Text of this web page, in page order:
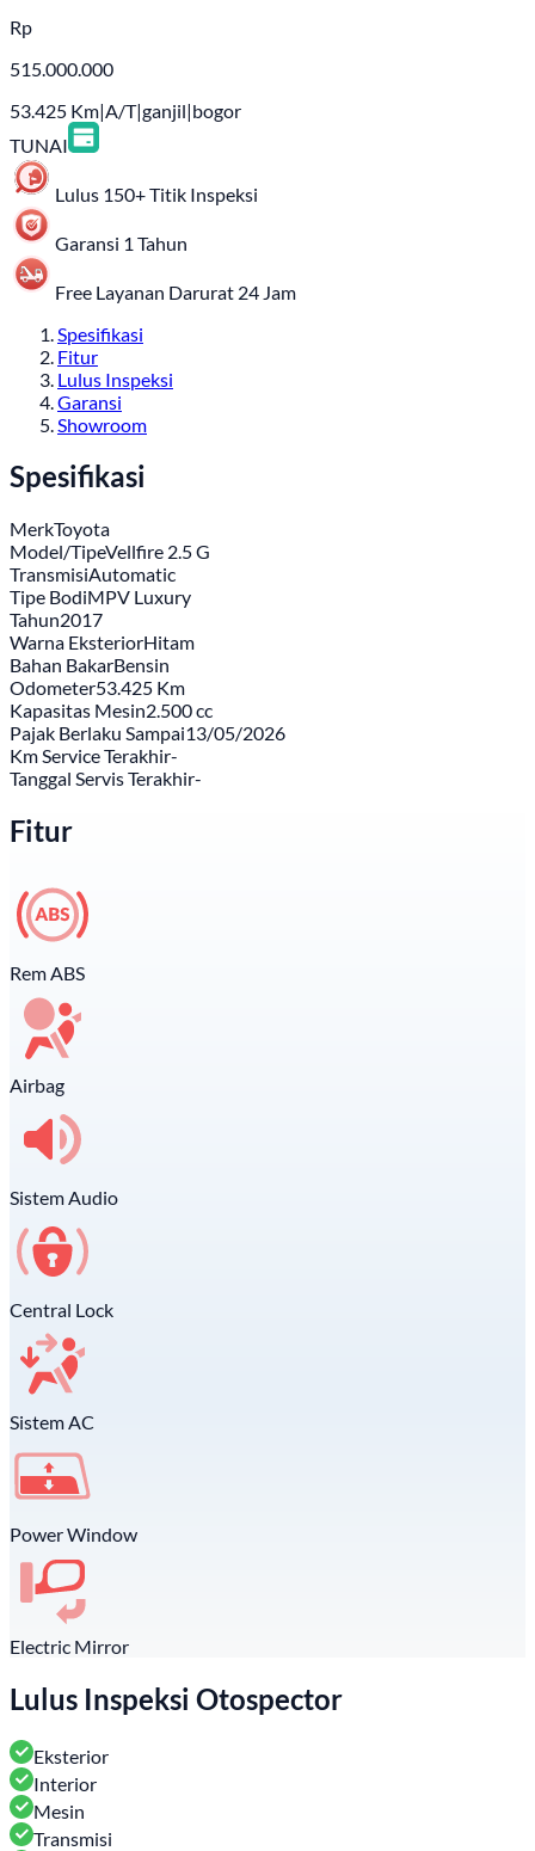
Rp
515.000.000
53.425 Km|A/T|ganjil|bogor
TUNAI
Lulus 150+ Titik Inspeksi
Garansi 1 Tahun
Free Layanan Darurat 24 Jam
Spesifikasi
Fitur
Lulus Inspeksi
Garansi
Showroom
Spesifikasi
MerkToyota
Model/TipeVellfire 2.5 G
TransmisiAutomatic
Tipe BodiMPV Luxury
Tahun2017
Warna EksteriorHitam
Bahan BakarBensin
Odometer53.425 Km
Kapasitas Mesin2.500 cc
Pajak Berlaku Sampai13/05/2026
Km Service Terakhir-
Tanggal Servis Terakhir-
Fitur
Rem ABS
Airbag
Sistem Audio
Central Lock
Sistem AC
Power Window
Electric Mirror
Lulus Inspeksi Otospector
Eksterior
Interior
Mesin
Transmisi